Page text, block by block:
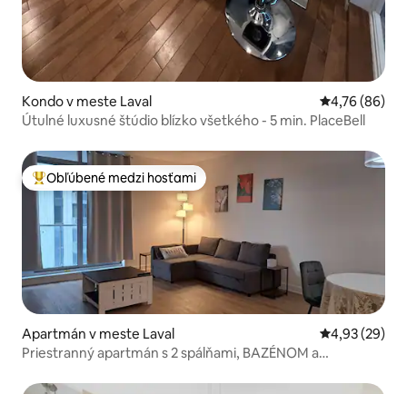
Kondo v meste Laval Priemerné
4,76 (86)
Útulné luxusné štúdio blízko všetkého - 5 min. PlaceBell
Najobľúbenejšie medzi hosťami
Obľúbené medzi hosťami
Apartmán v meste Laval Priemerné
4,93 (29)
Priestranný apartmán s 2 spálňami, BAZÉNOM a